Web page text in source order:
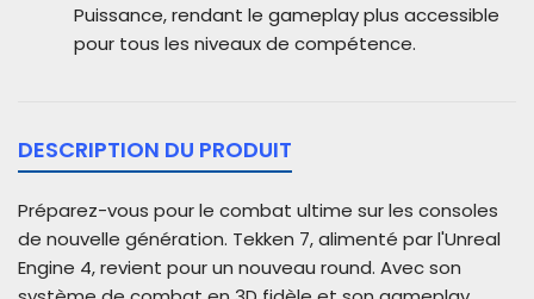
Puissance, rendant le gameplay plus accessible
pour tous les niveaux de compétence.
DESCRIPTION DU PRODUIT
Préparez-vous pour le combat ultime sur les consoles
de nouvelle génération. Tekken 7, alimenté par l'Unreal
Engine 4, revient pour un nouveau round. Avec son